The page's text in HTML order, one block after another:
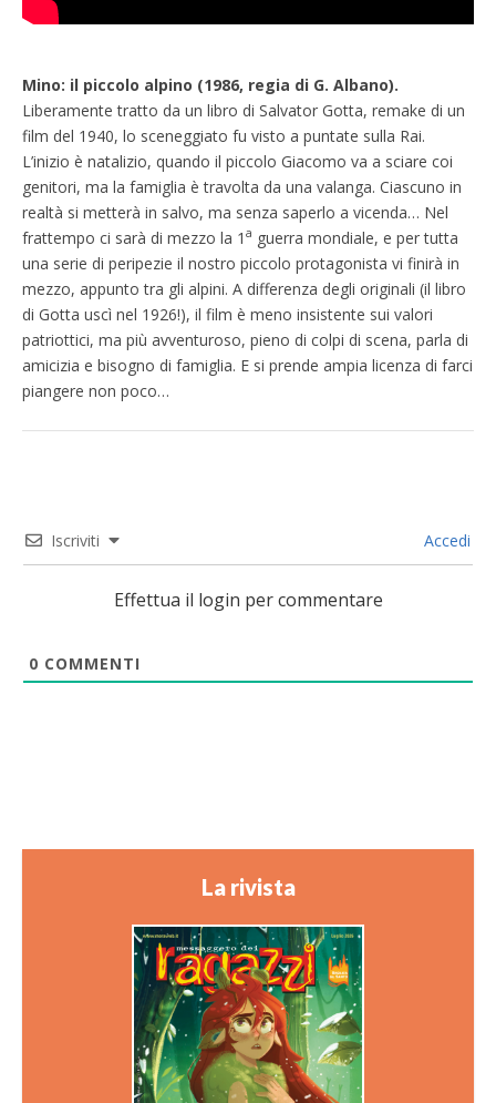
Mino: il piccolo alpino (1986, regia di G. Albano).
Liberamente tratto da un libro di Salvator Gotta, remake di un
film del 1940, lo sceneggiato fu visto a puntate sulla Rai.
L’inizio è natalizio, quando il piccolo Giacomo va a sciare coi
genitori, ma la famiglia è travolta da una valanga. Ciascuno in
realtà si metterà in salvo, ma senza saperlo a vicenda… Nel
frattempo ci sarà di mezzo la 1 a guerra mondiale, e per tutta
una serie di peripezie il nostro piccolo protagonista vi finirà in
mezzo, appunto tra gli alpini. A differenza degli originali (il libro
di Gotta uscì nel 1926!), il film è meno insistente sui valori
patriottici, ma più avventuroso, pieno di colpi di scena, parla di
amicizia e bisogno di famiglia. E si prende ampia licenza di farci
piangere non poco…
Iscriviti Accedi
Effettua il login per commentare
0 COMMENTI
La rivista